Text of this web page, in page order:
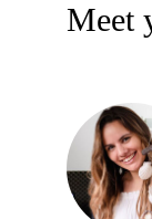
Meet